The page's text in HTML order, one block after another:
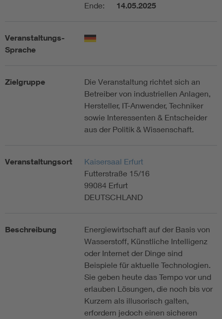
Circular Economy für mehr Ressourceneffizienz
Cybersecurity in der Industrieautomatisierung
Elektrofachkraft (EFK)
Ende: 14.05.2025
Veranstaltungs-
Sprache
Zielgruppe
Die Veranstaltung richtet sich an
Betreiber von industriellen Anlagen,
Hersteller, IT-Anwender, Techniker
sowie Interessenten & Entscheider
aus der Politik & Wissenschaft.
Veranstaltungsort
Kaisersaal Erfurt
Futterstraße 15/16
99084 Erfurt
DEUTSCHLAND
Beschreibung
Energiewirtschaft auf der Basis von
Wasserstoff, Künstliche Intelligenz
oder Internet der Dinge sind
Beispiele für aktuelle Technologien.
Sie geben heute das Tempo vor und
erlauben Lösungen, die noch bis vor
Kurzem als illusorisch galten,
erfordern jedoch einen sicheren